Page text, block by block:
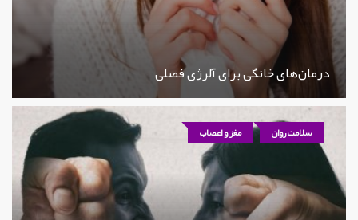
درمان‌های خانگی برای آلرژی فصلی
سلامت روان مغز و اعصاب